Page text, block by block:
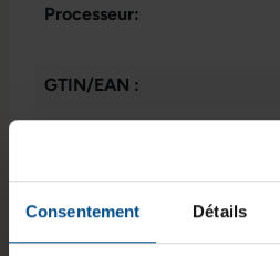
Consentement Détails
Processeur:
GTIN/EAN :